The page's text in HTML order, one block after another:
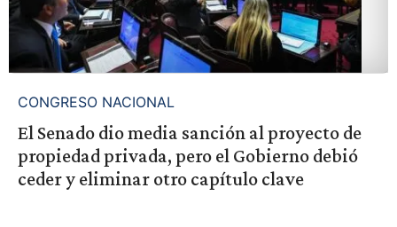
CONGRESO NACIONAL
El Senado dio media sanción al proyecto de
propiedad privada, pero el Gobierno debió
ceder y eliminar otro capítulo clave